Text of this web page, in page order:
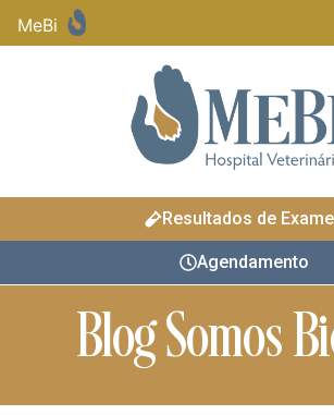
Resultados de
Agendamento
Blog Somos
MeBi